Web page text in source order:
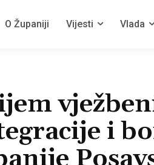
O Županiji Vijesti Vlada
i